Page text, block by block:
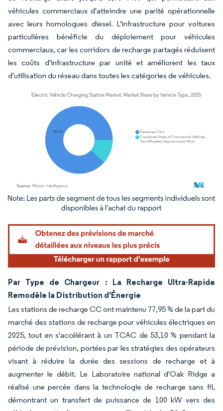
véhicules commerciaux d'atteindre une parité opérationnelle
avec leurs homologues diesel. L'infrastructure pour voitures
particulières bénéficie du déploiement pour véhicules
commerciaux, car les corridors de recharge partagés réduisent
les coûts d'infrastructure par unité et améliorent les taux
d'utilisation du réseau dans toutes les catégories de véhicules.
Image © Mordor Intelligence. La réutilisation nécessite une attribution sous CC BY
Par Type de Chargeur : La Recharge Ultra-Rapide
Remodèle la Distribution d'Énergie
Les stations de recharge CC ont maintenu 77,95 % de la part du
marché des stations de recharge pour véhicules électriques en
2025, tout en s'accélérant à un TCAC de 53,10 % pendant la
période de prévision, portées par les stratégies des opérateurs
visant à réduire la durée des sessions de recharge et à
augmenter le débit. Le Laboratoire national d'Oak Ridge a
réalisé une percée dans la technologie de recharge sans fil,
démontrant un transfert de puissance de 100 kW vers des